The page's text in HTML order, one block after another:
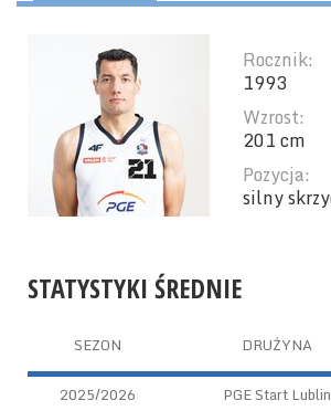
Rocznik:
1993
Wzrost:
201 cm
Pozycja:
silny
STATYSTYKI ŚREDNIE
SEZON DRUŻYNA
2025/2026 PGE Start Lublin